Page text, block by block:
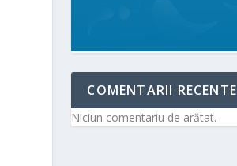
COMENTARII RECENTE
Niciun comentariu de arătat.